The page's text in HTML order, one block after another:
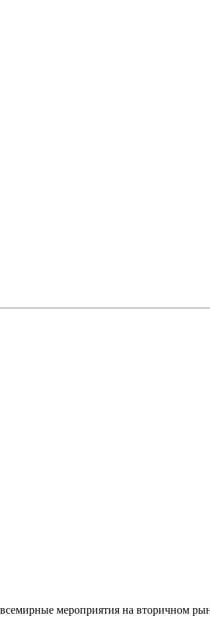
мероприятия на вторичном